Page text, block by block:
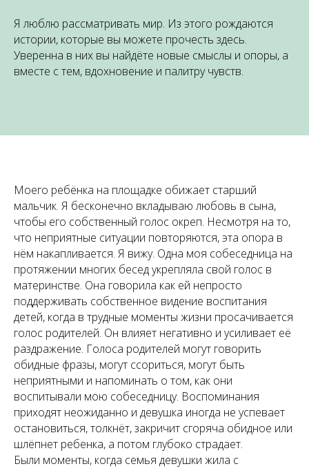
Я люблю рассматривать мир. Из этого рождаются
истории, которые вы можете прочесть здесь.
Уверенна в них вы найдёте новые смыслы и опоры, а
вместе с тем, вдохновение и палитру чувств.
Моего ребёнка на площадке обижает старший
мальчик. Я бесконечно вкладываю любовь в сына,
чтобы его собственный голос окреп. Несмотря на то,
что неприятные ситуации повторяются, эта опора в
нём накапливается. Я вижу. Одна моя собеседница на
протяжении многих бесед укрепляла свой голос в
материнстве. Она говорила как ей непросто
поддерживать собственное видение воспитания
детей, когда в трудные моменты жизни просачивается
голос родителей. Он влияет негативно и усиливает её
раздражение. Голоса родителей могут говорить
обидные фразы, могут ссориться, могут быть
неприятными и напоминать о том, как они
воспитывали мою собеседницу. Воспоминания
приходят неожиданно и девушка иногда не успевает
остановиться, толкнёт, закричит сгоряча обидное или
шлёпнет ребенка, а потом глубоко страдает.
Были моменты, когда семья девушки жила с